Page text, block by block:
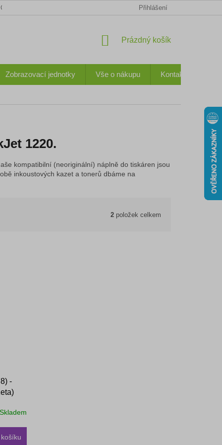
PODMÍNKY OCHRANA OSOBNÍCH
Přihlášení
NÁKUPNÍ
Prázdný košík
Zobrazovací jednotky Vše o nákupu Kontakty
1220.
kompatibilní (neoriginální) náplně do tiskáren jsou
inkoustových kazet a tonerů dbáme na
2 položek celkem
-